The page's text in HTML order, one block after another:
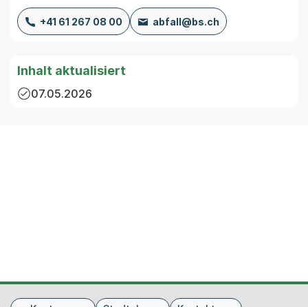
+41 61 267 08 00 abfall@bs.ch
Inhalt aktualisiert
07.05.2026